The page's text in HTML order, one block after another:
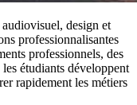
design et
professionnalisantes
professionnels, des
étudiants développent
rapidement les métiers